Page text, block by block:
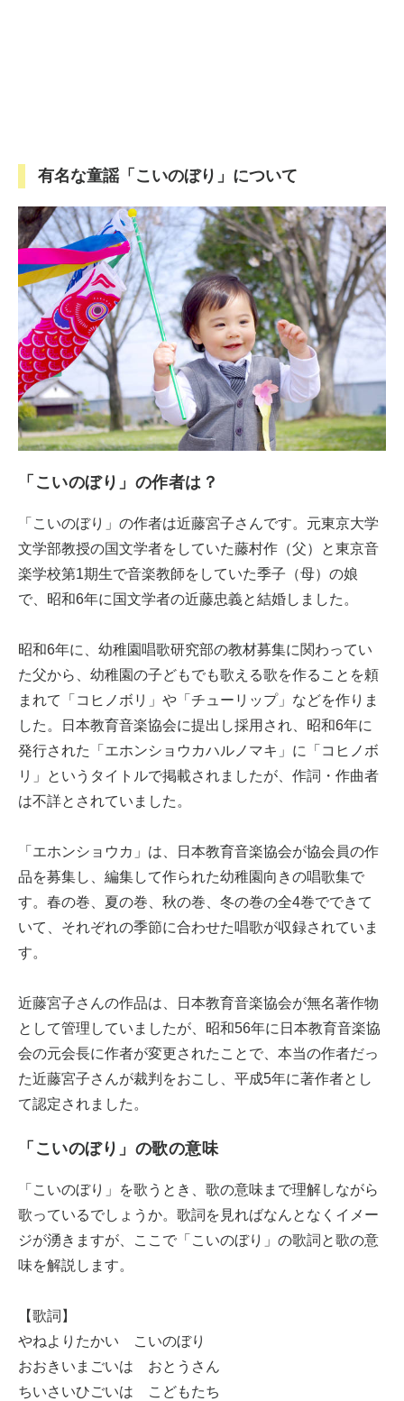
有名な童謡「こいのぼり」について
「こいのぼり」の作者は？
「こいのぼり」の作者は近藤宮子さんです。元東京大学
文学部教授の国文学者をしていた藤村作（父）と東京音
楽学校第1期生で音楽教師をしていた季子（母）の娘
で、昭和6年に国文学者の近藤忠義と結婚しました。
昭和6年に、幼稚園唱歌研究部の教材募集に関わってい
た父から、幼稚園の子どもでも歌える歌を作ることを頼
まれて「コヒノボリ」や「チューリップ」などを作りま
した。日本教育音楽協会に提出し採用され、昭和6年に
発行された「エホンショウカハルノマキ」に「コヒノボ
リ」というタイトルで掲載されましたが、作詞・作曲者
は不詳とされていました。
「エホンショウカ」は、日本教育音楽協会が協会員の作
品を募集し、編集して作られた幼稚園向きの唱歌集で
す。春の巻、夏の巻、秋の巻、冬の巻の全4巻でできて
いて、それぞれの季節に合わせた唱歌が収録されていま
す。
近藤宮子さんの作品は、日本教育音楽協会が無名著作物
として管理していましたが、昭和56年に日本教育音楽協
会の元会長に作者が変更されたことで、本当の作者だっ
た近藤宮子さんが裁判をおこし、平成5年に著作者とし
て認定されました。
「こいのぼり」の歌の意味
「こいのぼり」を歌うとき、歌の意味まで理解しながら
歌っているでしょうか。歌詞を見ればなんとなくイメー
ジが湧きますが、ここで「こいのぼり」の歌詞と歌の意
味を解説します。
【歌詞】
やねよりたかい こいのぼり
おおきいまごいは おとうさん
ちいさいひごいは こどもたち